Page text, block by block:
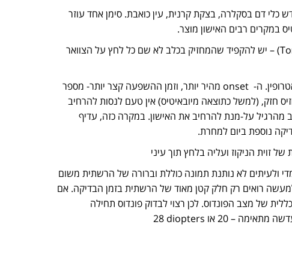
כלי דם בסקלרה, בצקת קרנית, עין כואבת. סימן אחד עוזר
במקרים רבים האישון מוצר.
) – יש להקפיד שהמחזיק בכלב לא שם כל לחץ על הצוואר
ה- onset מהיר יותר, וזמן ההשפעה קצר יותר- מספר
אם יש מיוזיס חזק, (למשל כתוצאה מיובאיטיס) אין טעם לנסות להרחיב
מהרגיל על-מנת להרחיב את האישון. במקרה כזה, עדיף
נוספת ביום למחרת.
זוית הניקוז ועליה בלחץ תוך עיני
ולעיתים לא נותנת תמונה כוללת וברורה של הרשתית משום
פעם הוא קטן ולמעשה רואים רק חלק קטן מאוד של הרשתית בזמן הבדיקה. אם
של מצב הפונדוס. לכן רצוי לבדוק פונדוס תחילה
מתאימה – 20 או 28 diopters